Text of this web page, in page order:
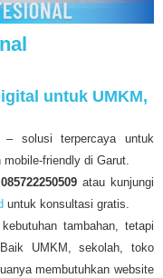
untuk UMKM,
solusi terpercaya untuk
friendly di Garut.
085722250509 atau kunjungi
untuk konsultasi gratis.
tambahan, tetapi
UMKM, sekolah, toko
membutuhkan website